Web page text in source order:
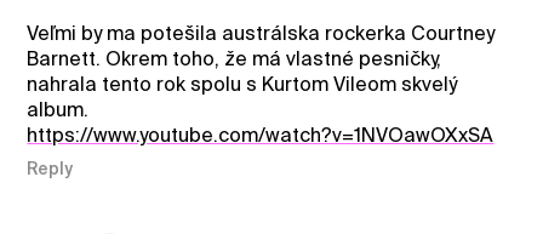
Veľmi by ma potešila austrálska rockerka Courtney
Barnett. Okrem toho, že má vlastné pesničky,
nahrala tento rok spolu s Kurtom Vileom skvelý
album.
https://www.youtube.com/watch?v=1NVOawOXxSA
Reply